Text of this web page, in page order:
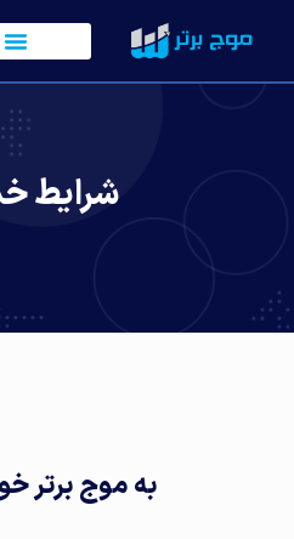
شرایط
به موج برتر